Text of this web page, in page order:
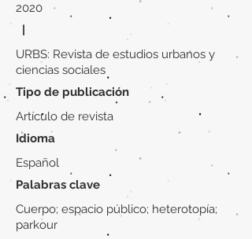
2020
|
URBS: Revista de estudios urbanos y
ciencias sociales
Tipo de publicación
Artículo de revista
Idioma
Español
Palabras clave
Cuerpo; espacio público; heterotopía;
parkour